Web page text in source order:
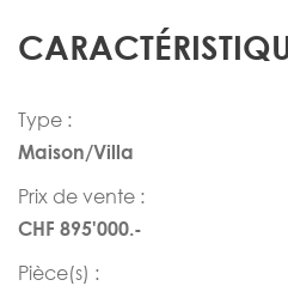
Type :
Maison/Villa
Prix de vente :
CHF 895'000.-
Pièce(s) :